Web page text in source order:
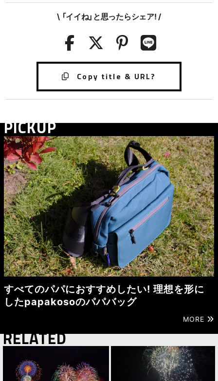
\ 「イイね」と思ったらシェア! /
PICKUP
すべてのパパにおすすめしたい! 理想を形に
したpapakosoのパパバッグ
MORE
RELATED